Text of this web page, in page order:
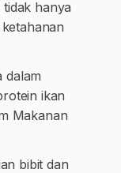
hanya
dalam
ikan
Makanan
bibit dan